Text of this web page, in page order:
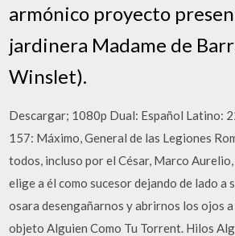
armónico proyecto
jardinera Madame de
Winslet).
Descargar; 1080p Dual: Español Latino:
157: Máximo, General de las Legiones
todos, incluso por el César, Marco
elige a él como sucesor dejando de lado a
osara desengañarnos y abrirnos los ojos
objeto Alguien Como Tu Torrent. Hilos